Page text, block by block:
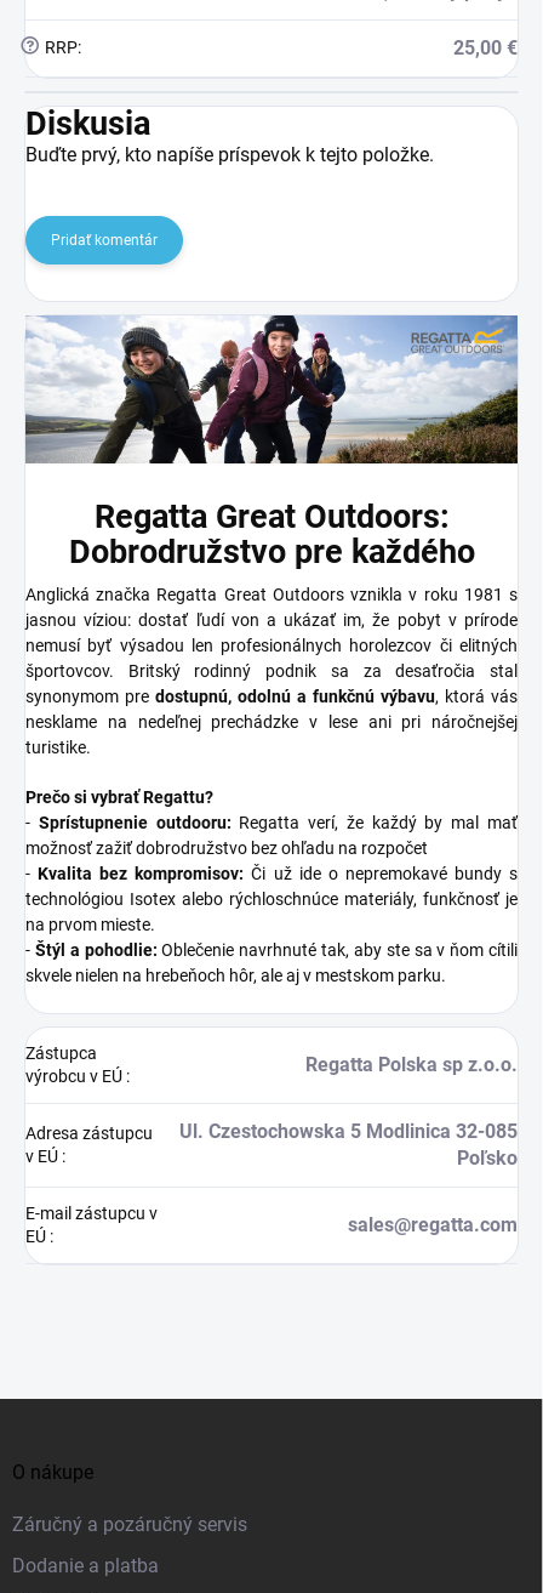
? RRP: 25,00 €
Diskusia
Buďte prvý, kto napíše príspevok k tejto položke.
Pridať komentár
Regatta Great Outdoors:
Dobrodružstvo pre každého
Anglická značka Regatta Great Outdoors vznikla v roku 1981 s
jasnou víziou: dostať ľudí von a ukázať im, že pobyt v prírode
nemusí byť výsadou len profesionálnych horolezcov či elitných
športovcov. Britský rodinný podnik sa za desaťročia stal
synonymom pre dostupnú, odolnú a funkčnú výbavu, ktorá vás
nesklame na nedeľnej prechádzke v lese ani pri náročnejšej
turistike.
Prečo si vybrať Regattu?
- Sprístupnenie outdooru: Regatta verí, že každý by mal mať
možnosť zažiť dobrodružstvo bez ohľadu na rozpočet
-Kvalita bez kompromisov: Či už ide o nepremokavé bundy s
technológiou Isotex alebo rýchloschnúce materiály, funkčnosť je
na prvom mieste.
- Štýl a pohodlie: Oblečenie navrhnuté tak, aby ste sa v ňom cítili
skvele nielen na hrebeňoch hôr, ale aj v mestskom parku.
Zástupca
výrobcu v EÚ : Regatta Polska sp z.o.o.
Adresa zástupcu
v EÚ :
Ul. Czestochowska 5 Modlinica 32-085
Poľsko
E-mail zástupcu v
EÚ : sales@regatta.com
p
ä
O nákupe
Záručný a pozáručný servis
Dodanie a platba